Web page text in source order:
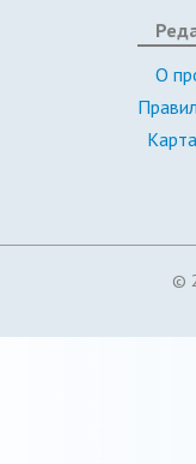
О
©